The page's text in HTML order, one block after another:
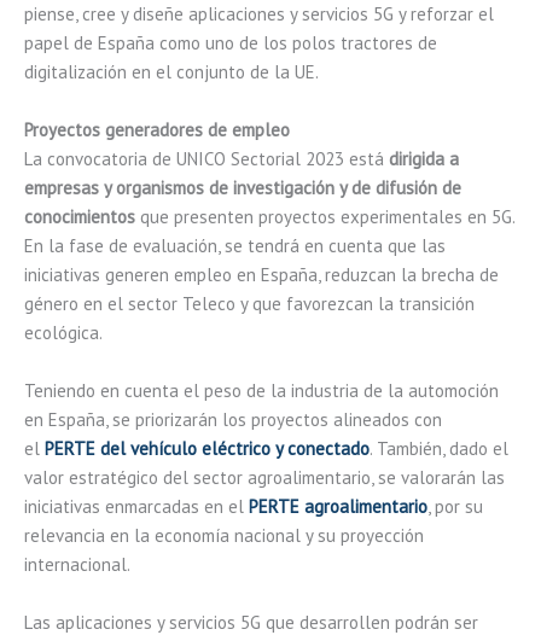
piense, cree y diseñe aplicaciones y servicios 5G y reforzar el
papel de España como uno de los polos tractores de
digitalización en el conjunto de la UE.
Proyectos generadores de empleo
La convocatoria de UNICO Sectorial 2023 está dirigida a
empresas y organismos de investigación y de difusión de
conocimientos que presenten proyectos experimentales en 5G.
En la fase de evaluación, se tendrá en cuenta que las
iniciativas generen empleo en España, reduzcan la brecha de
género en el sector Teleco y que favorezcan la transición
ecológica.
Teniendo en cuenta el peso de la industria de la automoción
en España, se priorizarán los proyectos alineados con
el PERTE del vehículo eléctrico y conectado. También, dado el
valor estratégico del sector agroalimentario, se valorarán las
iniciativas enmarcadas en el PERTE agroalimentario, por su
relevancia en la economía nacional y su proyección
internacional.
Las aplicaciones y servicios 5G que desarrollen podrán ser